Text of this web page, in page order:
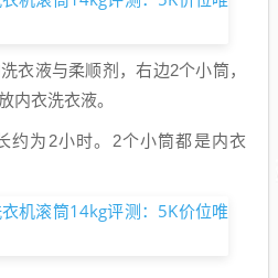
衣液与柔顺剂，右边2个小筒，
内衣洗衣液。
约为2小时。2个小筒都是内衣